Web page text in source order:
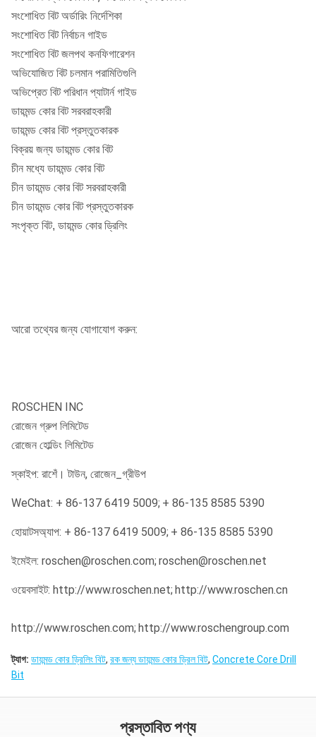
সংশোধিত বিট অর্ডারিং নির্দেশিকা
সংশোধিত বিট নির্বাচন গাইড
সংশোধিত বিট জলপথ কনফিগারেশন
অভিযোজিত বিট চলমান পরামিতিগুলি
অভিপ্রেত বিট পরিধান প্যাটার্ন গাইড
ডায়মন্ড কোর বিট সরবরাহকারী
ডায়মন্ড কোর বিট প্রস্তুতকারক
বিক্রয় জন্য ডায়মন্ড কোর বিট
চীন মধ্যে ডায়মন্ড কোর বিট
চীন ডায়মন্ড কোর বিট সরবরাহকারী
চীন ডায়মন্ড কোর বিট প্রস্তুতকারক
সংপৃক্ত বিট, ডায়মন্ড কোর ড্রিলিং
আরো তথ্যের জন্য যোগাযোগ করুন:
ROSCHEN INC
রোজেন গ্রুপ লিমিটেড
রোজেন হোল্ডিং লিমিটেড
স্কাইপ: রাশেঁ। টাউন, রোজেন_গ্রীউপ
WeChat: + 86-137 6419 5009; + 86-135 8585 5390
হোয়াটসঅ্যাপ: + 86-137 6419 5009; + 86-135 8585 5390
ইমেইল: roschen@roschen.com;roschen@roschen.net
ওয়েবসাইট: http://www.roschen.net;http://www.roschen.cn
http://www.roschen.com;http://www.roschengroup.com
ট্যাগ: ডায়মন্ড কোর ড্রিলিং বিট, রক জন্য ডায়মন্ড কোর ড্রিল বিট, Concrete Core Drill
Bit
প্রস্তাবিত পণ্য